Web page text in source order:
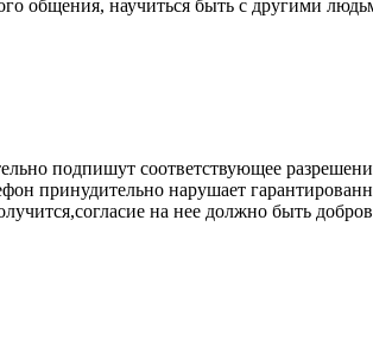
общения, научиться быть с другими
подпишут соответствующее
принудительно нарушает
на нее должно быть